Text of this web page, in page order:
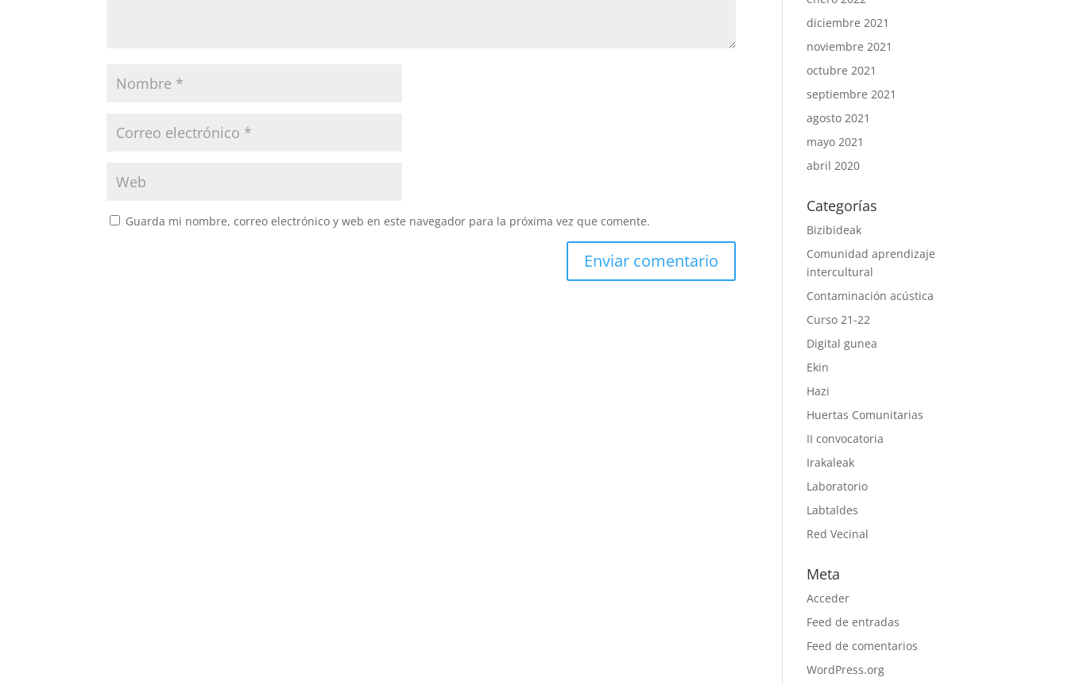
Guarda mi nombre, correo electrónico y web en este navegador para la próxima vez que comente.
diciembre 2021
noviembre 2021
octubre 2021
septiembre 2021
agosto 2021
mayo 2021
abril 2020
Categorías
Bizibideak
Comunidad aprendizaje
intercultural
Contaminación acústica
Curso 21-22
Digital gunea
Ekin
Hazi
Huertas Comunitarias
II convocatoria
Irakaleak
Laboratorio
Labtaldes
Red Vecinal
Meta
Acceder
Feed de entradas
Feed de comentarios
WordPress.org